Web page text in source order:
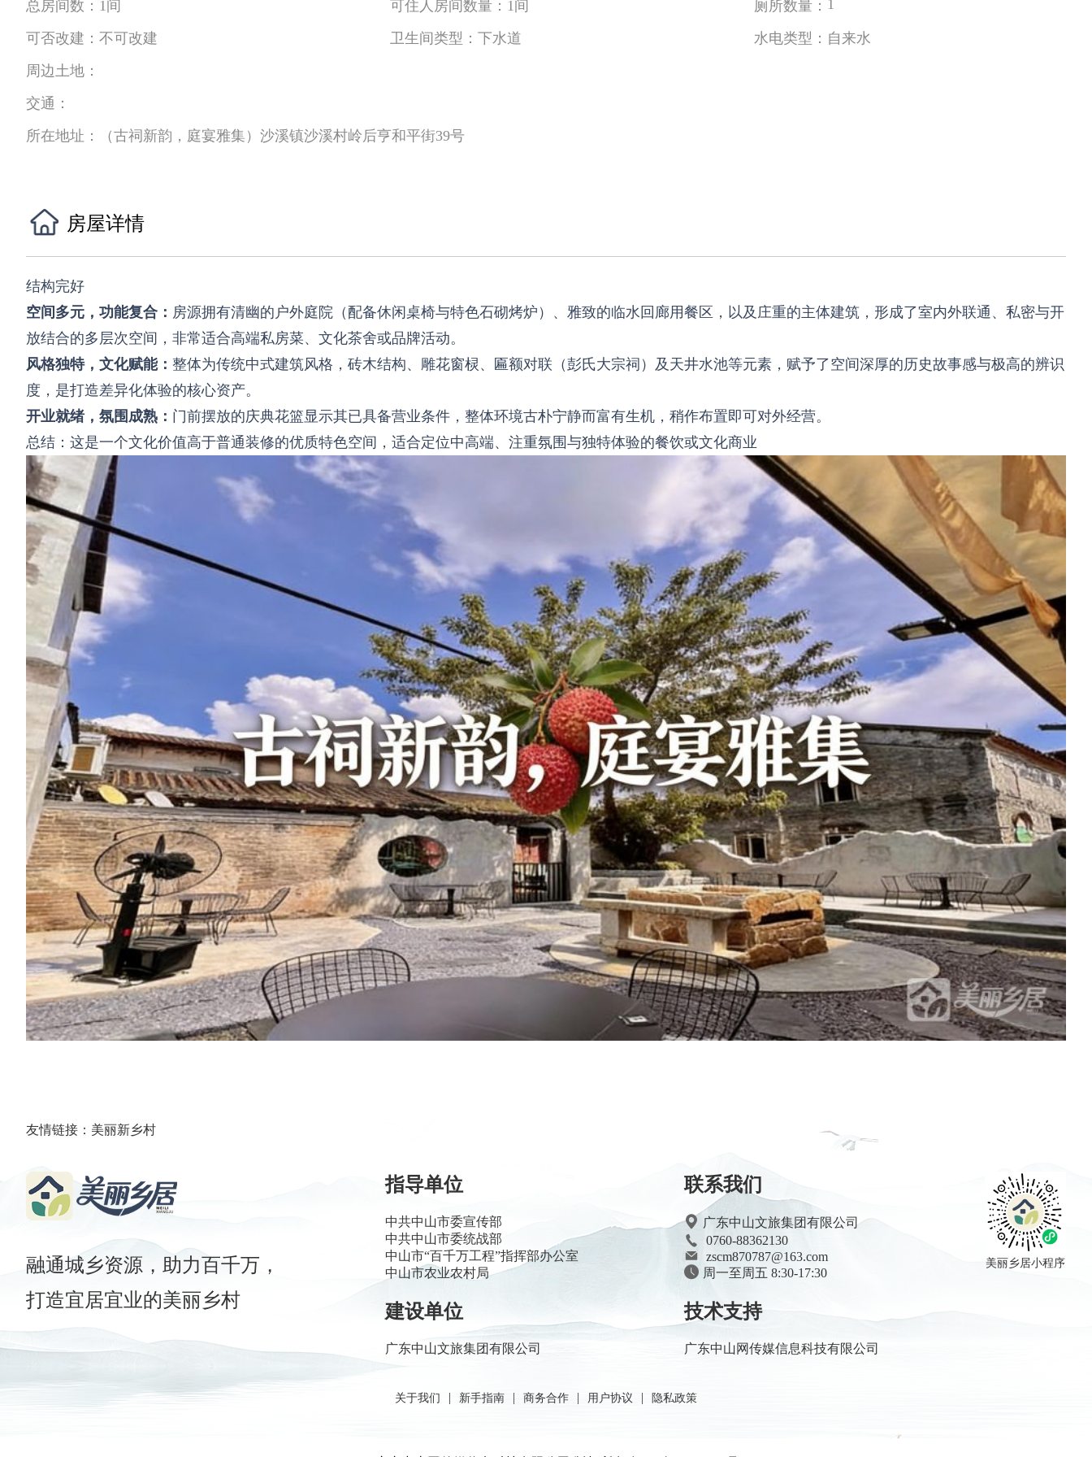
总房间数： 1间 可住人房间数量： 1间 厕所数量： 1
可否改建： 不可改建 卫生间类型： 下水道 水电类型： 自来水
周边土地：
交通：
所在地址：
（古祠新韵，庭宴雅集）沙溪镇沙溪村岭后亨和平街39号
房屋详情
结构完好
空间多元，功能复合： 房源拥有清幽的户外庭院（配备休闲桌椅与特色石砌烤炉）、雅致的临水回廊用餐区，以及庄重的主体建筑，形成了室内外联通、私密与开
放结合的多层次空间，非常适合高端私房菜、文化茶舍或品牌活动。
风格独特，文化赋能： 整体为传统中式建筑风格，砖木结构、雕花窗棂、匾额对联（彭氏大宗祠）及天井水池等元素，赋予了空间深厚的历史故事感与极高的辨识
度，是打造差异化体验的核心资产。
开业就绪，氛围成熟： 门前摆放的庆典花篮显示其已具备营业条件，整体环境古朴宁静而富有生机，稍作布置即可对外经营。
总结：这是一个文化价值高于普通装修的优质特色空间，适合定位中高端、注重氛围与独特体验的餐饮或文化商业
友情链接： 美丽新乡村
融通城乡资源，助力百千万，
打造宜居宜业的美丽乡村
指导单位
中共中山市委宣传部
中共中山市委统战部
中山市“百千万工程”指挥部办公室
中山市农业农村局
建设单位
广东中山文旅集团有限公司
联系我们
广东中山文旅集团有限公司
0760-88362130
zscm870787@163.com
周一至周五 8:30-17:30
技术支持
广东中山网传媒信息科技有限公司
美丽乡居小程序
关于我们 | 新手指南 | 商务合作 | 用户协议 | 隐私政策